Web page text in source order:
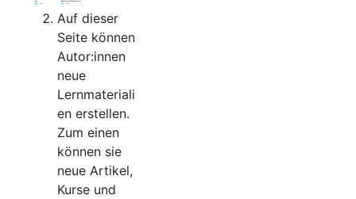
Auf dieser
Seite können
Autor:innen
neue
Lernmateriali
en erstellen.
Zum einen
können sie
neue Artikel,
Kurse und